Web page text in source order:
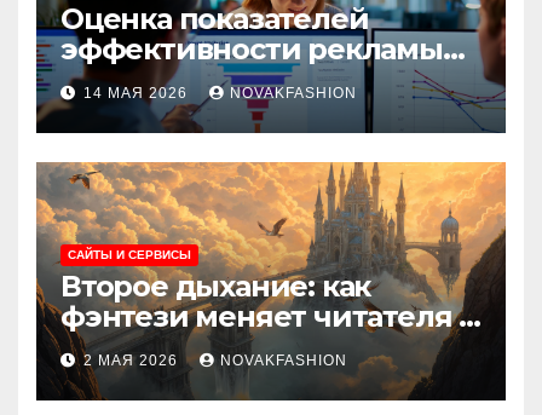
Оценка показателей
эффективности рекламы
при атрибуции
множественных точек
касания
14 МАЯ 2026 NOVAKFASHION
САЙТЫ И СЕРВИСЫ
Второе дыхание: как
фэнтези меняет читателя и
культуру
2 МАЯ 2026 NOVAKFASHION